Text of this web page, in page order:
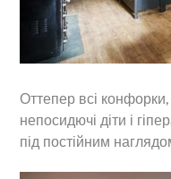
Оттепер всі
непосидючі діти і
під постійним